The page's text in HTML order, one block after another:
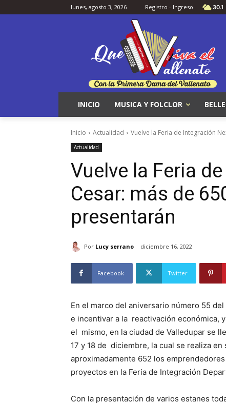
lunes, agosto 3, 2026 Registro - Ingreso 30.1
INICIO MUSICA Y FOLCLOR
Inicio Actualidad Vuelve la Feria de Integración
Actualidad
Vuelve la Feria
Cesar: más de
presentarán
Por Lucy serrano diciembre 16, 2022
Facebook Twitter
En el marco del aniversario número 55
e incentivar a la reactivación
el mismo, en la ciudad de Valledupar se
17 y 18 de diciembre, la cual se realiza
aproximadamente 652 los
proyectos en la Feria de Integración
Con la presentación de varios estanes